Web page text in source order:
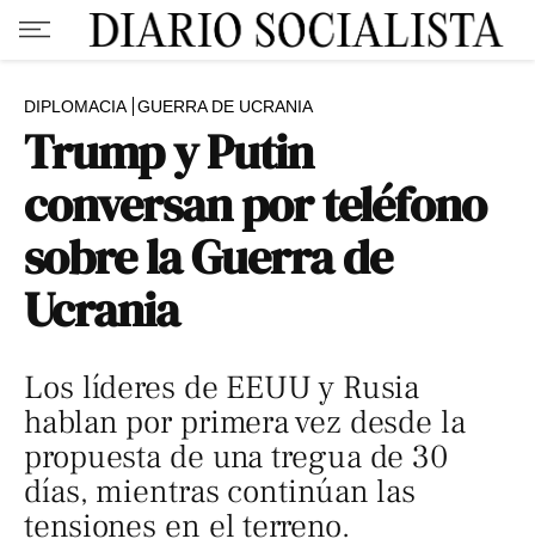
DIPLOMACIA GUERRA DE UCRANIA
Trump y Putin
conversan por teléfono
sobre la Guerra de
Ucrania
Los líderes de EEUU y Rusia
hablan por primera vez desde la
propuesta de una tregua de 30
días, mientras continúan las
tensiones en el terreno.